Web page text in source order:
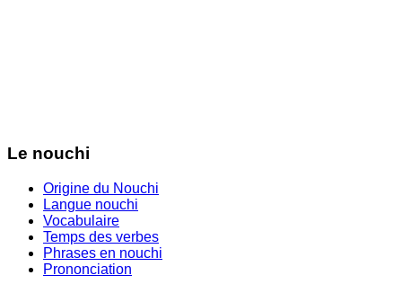
Le nouchi
Origine du Nouchi
Langue nouchi
Vocabulaire
Temps des verbes
Phrases en nouchi
Prononciation